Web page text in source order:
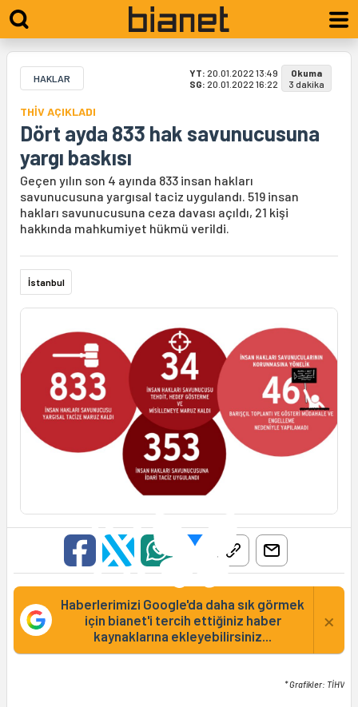
HAKLAR YT: 20.01.2022 13:49
SG: 20.01.2022 16:22
Okuma
3 dakika
THİV AÇIKLADI
Dört ayda 833 hak savunucusuna
yargı baskısı
Geçen yılın son 4 ayında 833 insan hakları
savunucusuna yargısal taciz uygulandı. 519 insan
hakları savunucusuna ceza davası açıldı, 21 kişi
hakkında mahkumiyet hükmü verildi.
İstanbul
Haberlerimizi Google'da daha sık görmek
için bianet'i tercih ettiğiniz haber
kaynaklarına ekleyebilirsiniz...
×
* Grafikler: TİHV